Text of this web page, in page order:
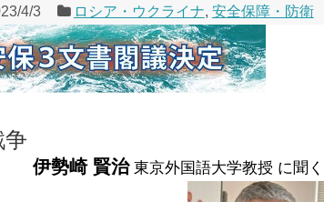
4/3 ロシア・ウクライナ, 安全保障・防衛
伊勢崎 賢治東京外国語大学教授 に聞く